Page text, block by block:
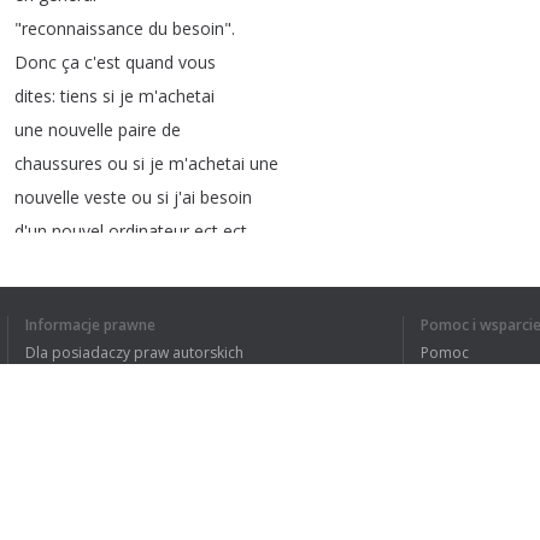
"reconnaissance du besoin".
Donc ça c'est quand vous
dites:tiens si je m'achetai
une nouvelle paire de
chaussures ou si je m'achetai une
nouvelle veste ou si j'ai besoin
d'un nouvel ordinateur ect ect
Puis ensuite vous
évaluer vos options,ensuite vous
Informacje prawne
Dla posiadaczy praw autorskich
Pomoc i wsparcie
Pomoc